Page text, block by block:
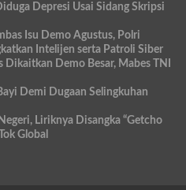
Depresi Usai Sidang Skripsi
Isu Demo Agustus, Polri
Intelijen serta Patroli Siber
Demo Besar, Mabes TNI
Demi Dugaan Selingkuhan
Liriknya Disangka “Getcho
Global